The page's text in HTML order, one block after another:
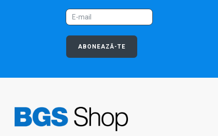
ABONEAZĂ-TE